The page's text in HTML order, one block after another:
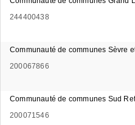
244400438
Communauté de communes Sèvre
200067866
Communauté de communes Sud
200071546